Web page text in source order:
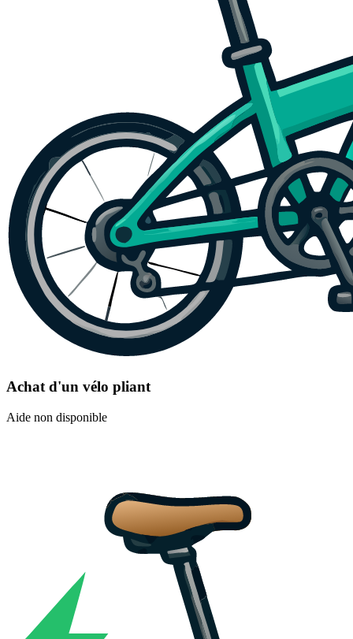
Achat d'un vélo pliant
Aide non disponible